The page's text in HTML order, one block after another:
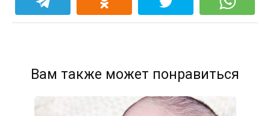
Вам также может понравиться